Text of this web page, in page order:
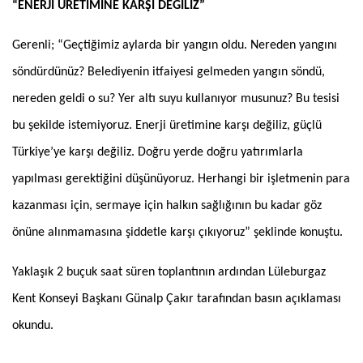
“ENERJİ ÜRETİMİNE KARŞI DEĞİLİZ”
Gerenli; “Geçtiğimiz aylarda bir yangın oldu. Nereden yangını
söndürdünüz? Belediyenin itfaiyesi gelmeden yangın söndü,
nereden geldi o su? Yer altı suyu kullanıyor musunuz? Bu tesisi
bu şekilde istemiyoruz. Enerji üretimine karşı değiliz, güçlü
Türkiye’ye karşı değiliz. Doğru yerde doğru yatırımlarla
yapılması gerektiğini düşünüyoruz. Herhangi bir işletmenin para
kazanması için, sermaye için halkın sağlığının bu kadar göz
önüne alınmamasına şiddetle karşı çıkıyoruz” şeklinde konuştu.
Yaklaşık 2 buçuk saat süren toplantının ardından Lüleburgaz
Kent Konseyi Başkanı Günalp Çakır tarafından basın açıklaması
okundu.